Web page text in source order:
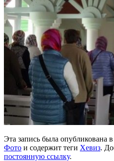
Эта запись была опубликована в
Фото и содержит теги Хевиз.
постоянную ссылку.